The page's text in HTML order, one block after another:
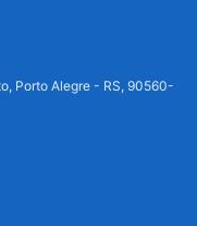
Porto Alegre - RS, 90560-